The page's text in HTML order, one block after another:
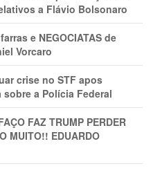
a Flávio Bolsonaro
e NEGOCIATAS de
Vorcaro
crise no STF apos
a Polícia Federal
FAZ TRUMP PERDER
MUITO!! EDUARDO